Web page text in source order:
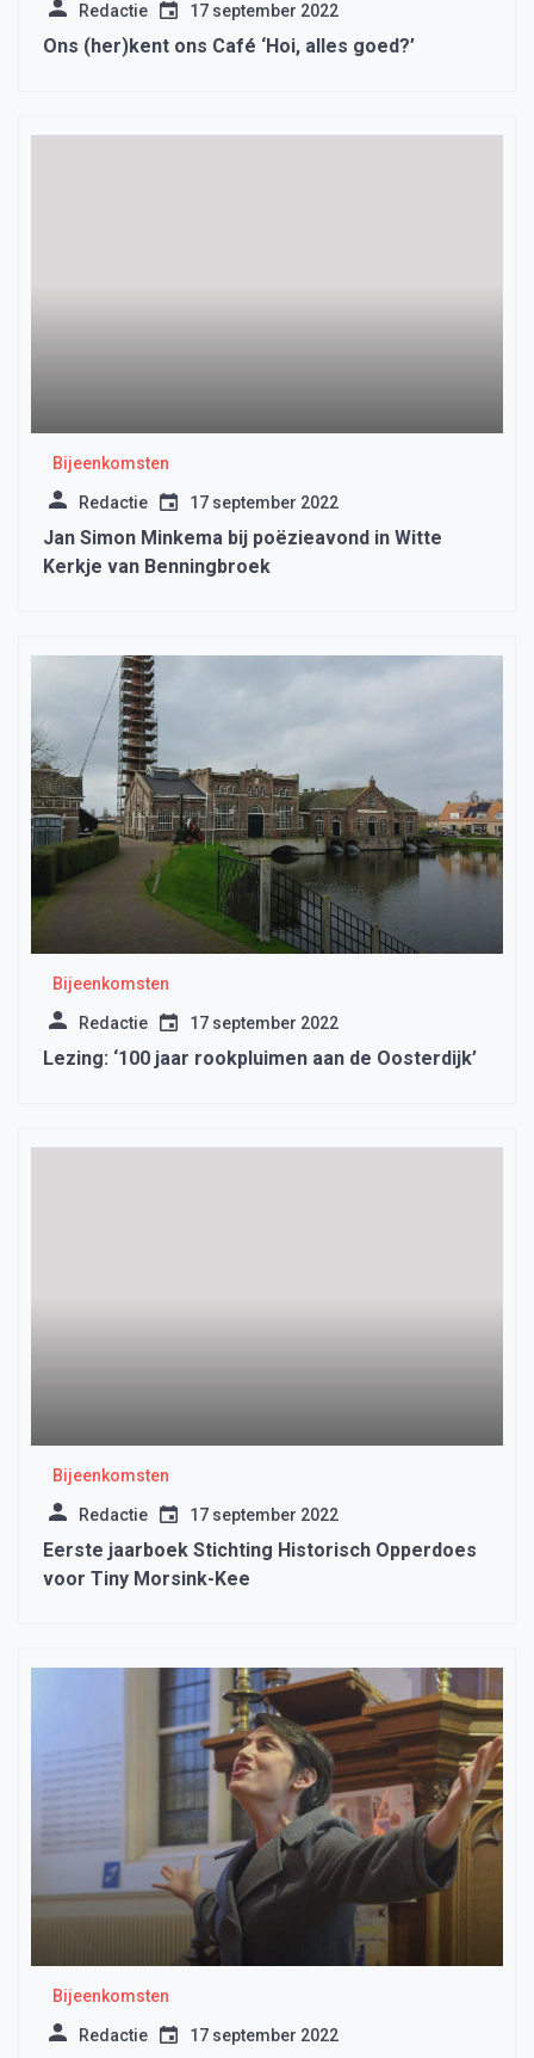
Redactie 17 september 2022
Ons (her)kent ons Café ‘Hoi, alles goed?’
Bijeenkomsten
Redactie 17 september 2022
Jan Simon Minkema bij poëzieavond in Witte
Kerkje van Benningbroek
Bijeenkomsten
Redactie 17 september 2022
Lezing: ‘100 jaar rookpluimen aan de Oosterdijk’
Bijeenkomsten
Redactie 17 september 2022
Eerste jaarboek Stichting Historisch Opperdoes
voor Tiny Morsink-Kee
Bijeenkomsten
Redactie 17 september 2022